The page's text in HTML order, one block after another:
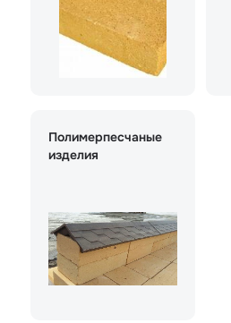
Полимерпесчаные
изделия